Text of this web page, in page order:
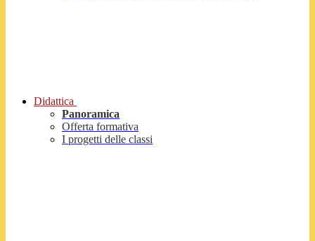
Didattica
Panoramica
Offerta formativa
I progetti delle classi